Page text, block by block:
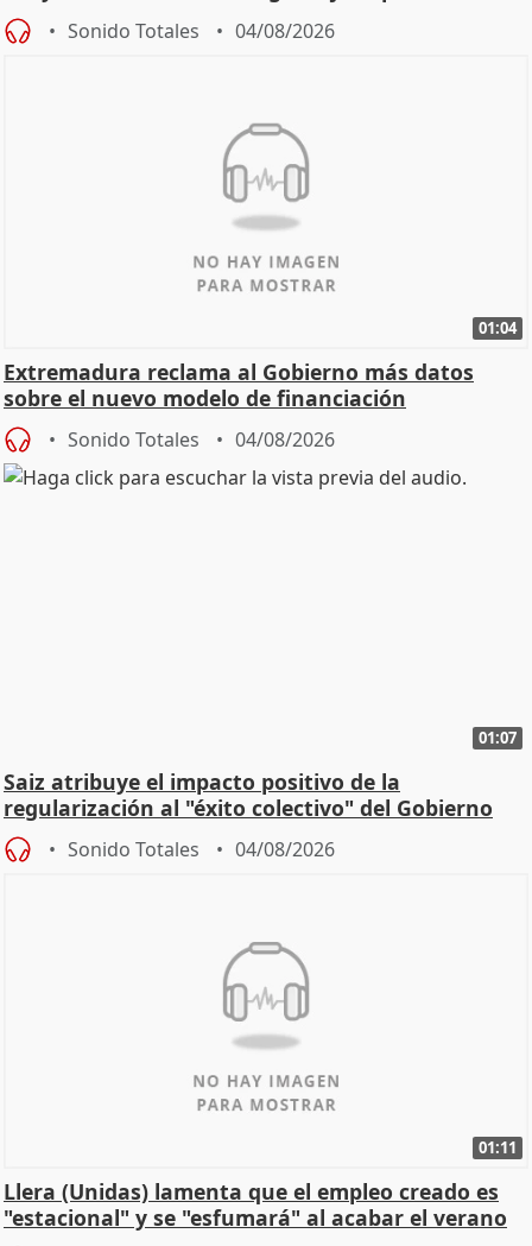
Sonido Totales 04/08/2026
01:04
Extremadura reclama al Gobierno más datos
sobre el nuevo modelo de financiación
Sonido Totales 04/08/2026
01:07
Saiz atribuye el impacto positivo de la
regularización al "éxito colectivo" del Gobierno
Sonido Totales 04/08/2026
01:11
Llera (Unidas) lamenta que el empleo creado es
"estacional" y se "esfumará" al acabar el verano